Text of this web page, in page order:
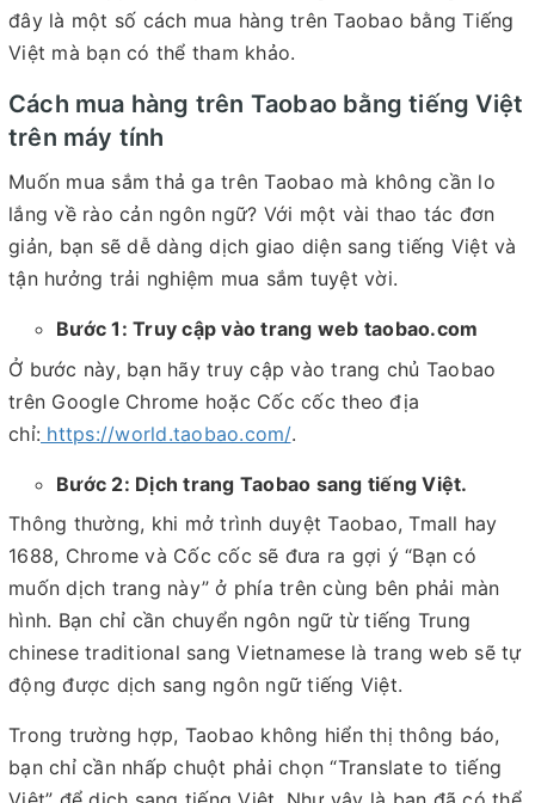
đây là một số cách mua hàng trên Taobao bằng Tiếng
Việt mà bạn có thể tham khảo.
Cách mua hàng trên Taobao bằng tiếng Việt
trên máy tính
Muốn mua sắm thả ga trên Taobao mà không cần lo
lắng về rào cản ngôn ngữ? Với một vài thao tác đơn
giản, bạn sẽ dễ dàng dịch giao diện sang tiếng Việt và
tận hưởng trải nghiệm mua sắm tuyệt vời.
Bước 1: Truy cập vào trang web taobao.com
Ở bước này, bạn hãy truy cập vào trang chủ Taobao
trên Google Chrome hoặc Cốc cốc theo địa
chỉ: https://world.taobao.com/.
Bước 2: Dịch trang Taobao sang tiếng Việt.
Thông thường, khi mở trình duyệt Taobao, Tmall hay
1688, Chrome và Cốc cốc sẽ đưa ra gợi ý “Bạn có
muốn dịch trang này” ở phía trên cùng bên phải màn
hình. Bạn chỉ cần chuyển ngôn ngữ từ tiếng Trung
chinese traditional sang Vietnamese là trang web sẽ tự
động được dịch sang ngôn ngữ tiếng Việt.
Trong trường hợp, Taobao không hiển thị thông báo,
bạn chỉ cần nhấp chuột phải chọn “Translate to tiếng